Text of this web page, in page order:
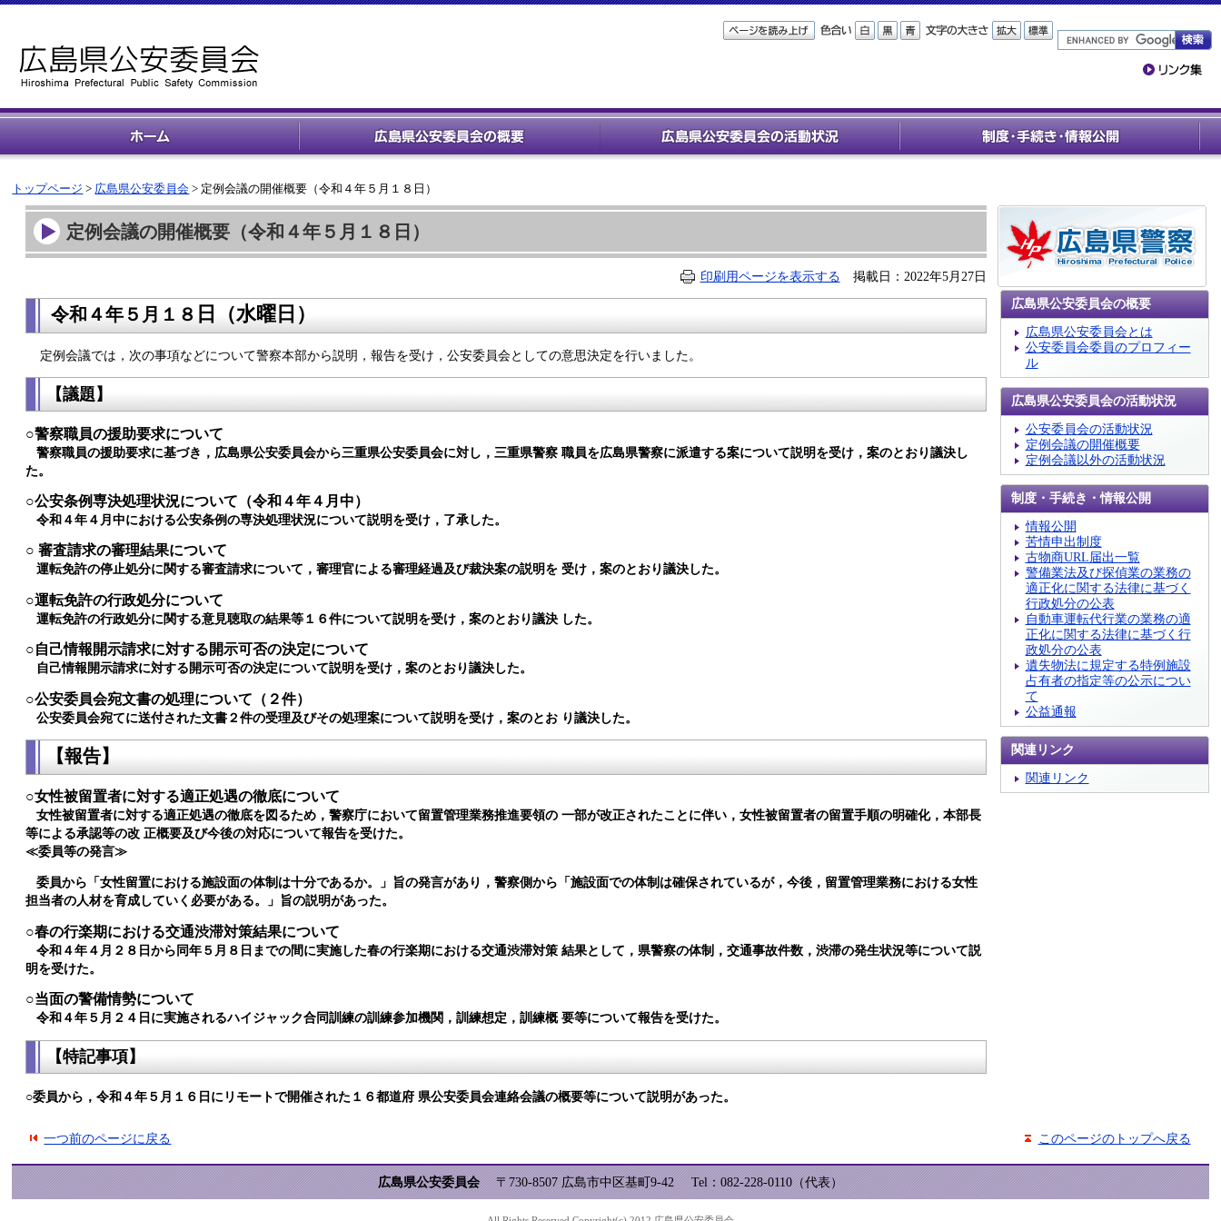
トップページ > 広島県公安委員会 > 定例会議の開催概要（令和４年５月１８日）
定例会議の開催概要（令和４年５月１８日）
印刷用ページを表示する 掲載日：2022年5月27日
令和４年５ 月１８ 日（水曜日）
定例会議では，次の事項などについて警察本部から説明，報告を受け，公安委員会としての意思決定を行いました。
【議題】
○警察職員の援助要求について
警察職員の援助要求に基づき，広島県公安委員会から三重県公安委員会に対し，三重県警察 職員を広島県警察に派遣する案について説明を受け，案のとおり議決し
た。
○公安条例専決処理状況について（令和４年４月中）
令和４年４月中における公安条例の専決処理状況について説明を受け，了承した。
○ 審査請求の審理結果について
運転免許の停止処分に関する審査請求について，審理官による審理経過及び裁決案の説明を 受け，案のとおり議決した。
○運転免許の行政処分について
運転免許の行政処分に関する意見聴取の結果等１６件について説明を受け，案のとおり議決 した。
○自己情報開示請求に対する開示可否の決定について
自己情報開示請求に対する開示可否の決定について説明を受け，案のとおり議決した。
○公安委員会宛文書の処理について（２件）
公安委員会宛てに送付された文書２件の受理及びその処理案について説明を受け，案のとお り議決した。
【報告】
○女性被留置者に対する適正処遇の徹底について
女性被留置者に対する適正処遇の徹底を図るため，警察庁において留置管理業務推進要領の 一部が改正されたことに伴い，女性被留置者の留置手順の明確化，本部長
等による承認等の改 正概要及び今後の対応について報告を受けた。
≪委員等の発言≫
委員から「女性留置における施設面の体制は十分であるか。」旨の発言があり，警察側から「施設面での体制は確保されているが，今後，留置管理業務における女性
担当者の人材を育成していく必要がある。」旨の説明があった。
○春の行楽期における交通渋滞対策結果について
令和４年４月２８日から同年５月８日までの間に実施した春の行楽期における交通渋滞対策 結果として，県警察の体制，交通事故件数，渋滞の発生状況等について説
明を受けた。
○当面の警備情勢について
令和４年５月２４日に実施されるハイジャック合同訓練の訓練参加機関，訓練想定，訓練概 要等について報告を受けた。
【特記事項】
○委員から，令和４年５月１６日にリモートで開催された１６都道府 県公安委員会連絡会議の概要等について説明があった。
広島県公安委員会の概要
広島県公安委員会とは
公安委員会委員のプロフィー
ル
広島県公安委員会の活動状況
公安委員会の活動状況
定例会議の開催概要
定例会議以外の活動状況
制度・手続き・情報公開
情報公開
苦情申出制度
古物商URL届出一覧
警備業法及び探偵業の業務の
適正化に関する法律に基づく
行政処分の公表
自動車運転代行業の業務の適
正化に関する法律に基づく行
政処分の公表
遺失物法に規定する特例施設
占有者の指定等の公示につい
て
公益通報
関連リンク
関連リンク
一つ前のページに戻る このページのトップへ戻る
広島県公安委員会 〒730-8507 広島市中区基町9-42 Tel：082-228-0110（代表）